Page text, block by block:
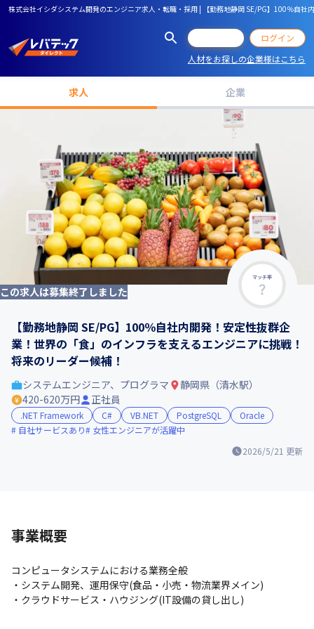
株式会社イシダシステム開発のエンジニア求人・転職・採用 | 【勤務地静岡 SE/PG】100％自
ログイン
人材をお探しの企業様はこちら
求人 企業
マッチ率
この求人は募集終了しました
【勤務地静岡 SE/PG】100％自社内開発！安定性抜群企
業！世界の「食」のインフラを支えるエンジニアに挑戦！
将来のリーダー候補！
2026/5/21 更新
システムエンジニア、プログラマ
静岡県（清水駅）
420-620万円
正社員
.NET Framework C# VB.NET PostgreSQL
Oracle
自社サービスあり
女性エンジニアが活躍中
事業概要
コンピュータシステムにおける業務全般
・システム開発、運用保守(食品・小売・物流業界メイン)
・クラウドサービス・ハウジング(IT設備の貸し出し)